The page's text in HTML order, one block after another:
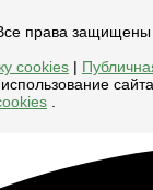
права защищены
cookies |
.